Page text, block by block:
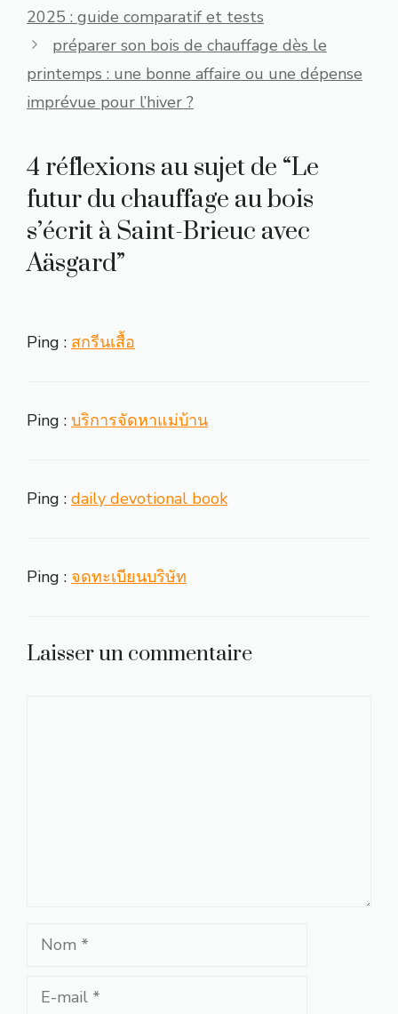
2025 : guide comparatif et tests
préparer son bois de chauffage dès le
printemps : une bonne affaire ou une dépense
imprévue pour l’hiver ?
4 réflexions au sujet de “Le
futur du chauffage au bois
s’écrit à Saint-Brieuc avec
Aäsgard”
Ping : สกรีนเสื้อ
Ping : บริการจัดหาแม่บ้าน
Ping : daily devotional book
Ping : จดทะเบียนบริษัท
Laisser un commentaire
Nom